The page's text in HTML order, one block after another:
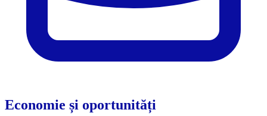
Economie și oportunități